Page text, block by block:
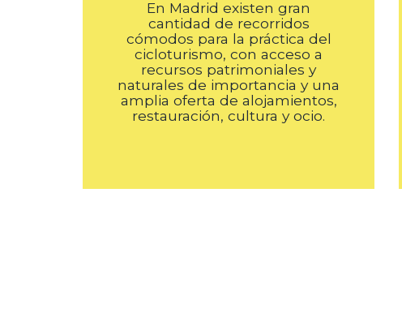
En Madrid existen gran
cantidad de recorridos
cómodos para la práctica del
cicloturismo, con acceso a
recursos patrimoniales y
naturales de importancia y una
amplia oferta de alojamientos,
restauración, cultura y ocio.